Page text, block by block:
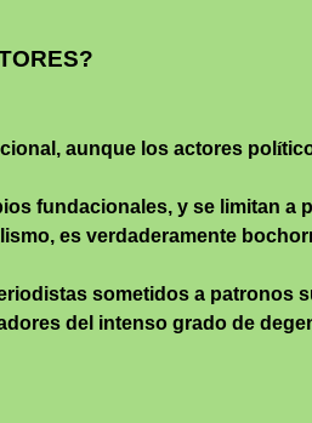
aunque los actores pol í
fundacionales, y se limitan a
es verdaderamente
sometidos a patronos
del intenso grado de